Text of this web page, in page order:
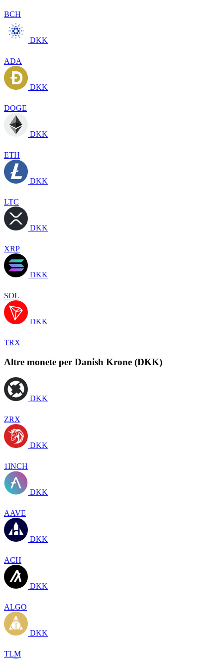
BCH
DKK
ADA
DKK
DOGE
DKK
ETH
DKK
LTC
DKK
XRP
DKK
SOL
DKK
TRX
Altre monete per Danish Krone (DKK)
DKK
ZRX
DKK
1INCH
DKK
AAVE
DKK
ACH
DKK
ALGO
DKK
TLM